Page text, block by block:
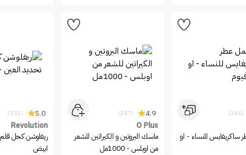
(266)
ساكريفايس للنساء - او
4.9
(247)
O Plus
ماسك البروتين و الكيراتين للشعر
من اوبلس - 1000مل
5.0
(151)
Revolution
ريفلوشن كحل
ابيض